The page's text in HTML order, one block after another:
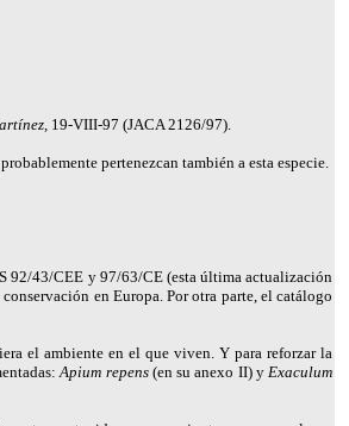
19-VIII-97 (JACA 2126/97).
pertenezcan también a esta especie.
92/43/CEE y 97/63/CE (esta última actualización
conservación en Europa. Por otra parte, el catálogo
el ambiente en el que viven. Y para reforzar la
Apium repens (en su anexo II) yExaculum